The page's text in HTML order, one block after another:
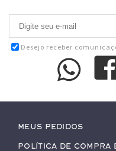
Desejo receber
Meus pedidos
Política de Compra